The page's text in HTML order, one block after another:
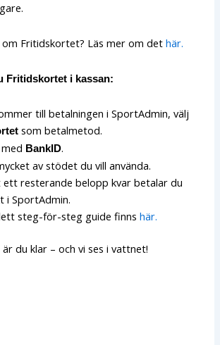
om Fritidskortet? Läs mer om dethär.
Fritidskortet i kassan:
till betalningen i SportAdmin, välj
som betalmetod.
BankID.
av stödet du vill använda.
ett resterande belopp kvar betalar du
i SportAdmin.
steg-för-steg guide finnshär.
är du klar – och vi ses i vattnet!